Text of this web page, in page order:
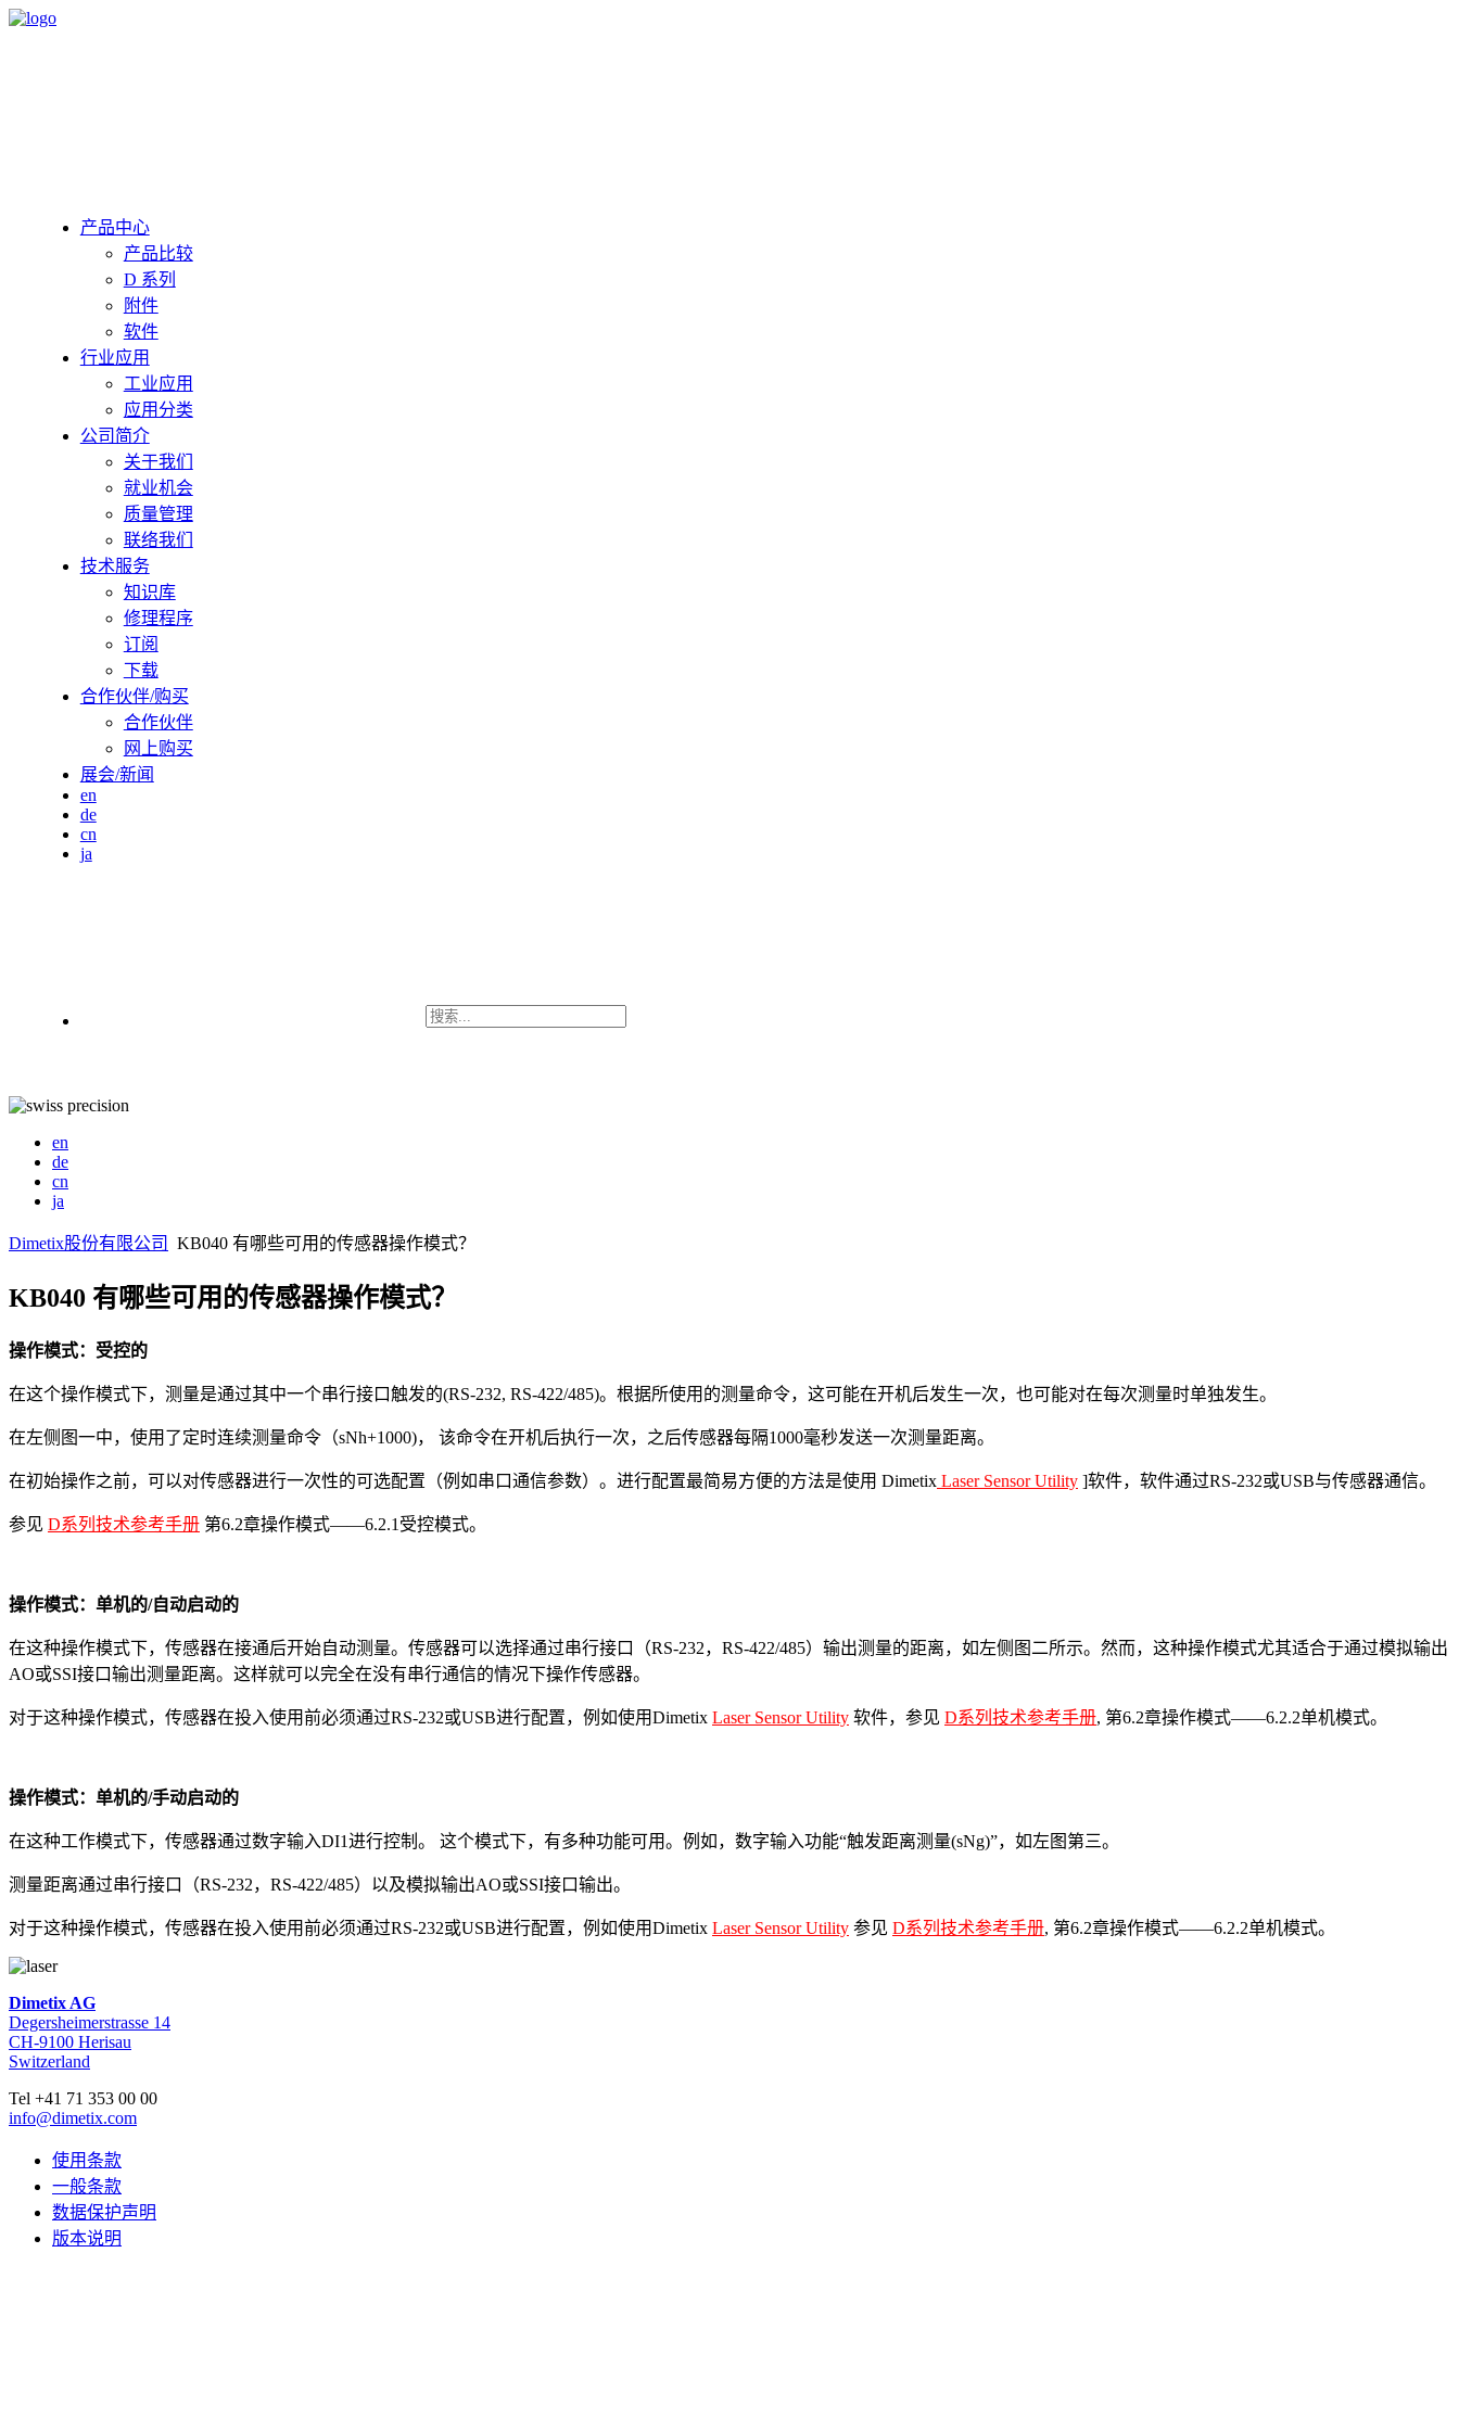
产品中心
产品比较
D 系列
附件
软件
行业应用
工业应用
应用分类
公司简介
关于我们
就业机会
质量管理
联络我们
技术服务
知识库
修理程序
订阅
下载
合作伙伴/购买
合作伙伴
网上购买
展会/新闻
en
de
cn
ja
en
de
cn
ja
Dimetix股份有限公司 KB040 有哪些可用的传感器操作模式？
KB040 有哪些可用的传感器操作模式？
操作模式：受控的
在这个操作模式下，测量是通过其中一个串行接口触发的(RS-232, RS-422/485)。根据所使用的测量命令，这可能在开机后发生一次，也可能对在每次测量时单独发生。
在左侧图一中，使用了定时连续测量命令（sNh+1000)， 该命令在开机后执行一次，之后传感器每隔1000毫秒发送一次测量距离。
在初始操作之前，可以对传感器进行一次性的可选配置（例如串口通信参数）。进行配置最简易方便的方法是使用 Dimetix Laser Sensor Utility ]软件，软件通过RS-232或USB与传感器通信。
参见 D系列技术参考手册 第6.2章操作模式——6.2.1受控模式。
操作模式：单机的/自动启动的
在这种操作模式下，传感器在接通后开始自动测量。传感器可以选择通过串行接口（RS-232，RS-422/485）输出测量的距离，如左侧图二所示。然而，这种操作模式尤其适合于通过模拟输出
AO或SSI接口输出测量距离。这样就可以完全在没有串行通信的情况下操作传感器。
对于这种操作模式，传感器在投入使用前必须通过RS-232或USB进行配置，例如使用Dimetix Laser Sensor Utility 软件，参见 D系列技术参考手册, 第6.2章操作模式——6.2.2单机模式。
操作模式：单机的/手动启动的
在这种工作模式下，传感器通过数字输入DI1进行控制。 这个模式下，有多种功能可用。例如，数字输入功能“触发距离测量(sNg)”，如左图第三。
测量距离通过串行接口（RS-232，RS-422/485）以及模拟输出AO或SSI接口输出。
对于这种操作模式，传感器在投入使用前必须通过RS-232或USB进行配置，例如使用Dimetix Laser Sensor Utility 参见 D系列技术参考手册, 第6.2章操作模式——6.2.2单机模式。
Dimetix AG
Degersheimerstrasse 14
CH-9100 Herisau
Switzerland
Tel +41 71 353 00 00
info@dimetix.com
使用条款
一般条款
数据保护声明
版本说明